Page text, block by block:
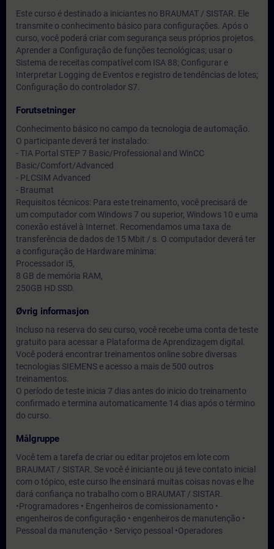
Este curso é destinado a iniciantes no BRAUMAT / SISTAR. Ele
transmite o conhecimento básico para configurações. Após o
curso, você poderá criar com segurança seus próprios projetos.
Aprender a Configuração de funções tecnológicas; usar o
Sistema de receitas compatível com ISA 88; Configurar e
Interpretar Logging de Eventos e registro de tendências de lotes;
Configuração do controlador S7.
Forutsetninger
Conhecimento básico no campo da tecnologia de automação.
O participante deverá ter instalado:
- TIA Portal STEP 7 Basic/Professional and WinCC
Basic/Comfort/Advanced
- PLCSIM Advanced
- Braumat
Requisitos técnicos: Para este treinamento, você precisará de
um computador com Windows 7 ou superior, Windows 10 e uma
conexão estável à Internet. Recomendamos uma taxa de
transferência de dados de 15 Mbit / s. O computador deverá ter
a configuração de Hardware mínima:
Processador i5,
8 GB de memória RAM,
250GB HD SSD.
Øvrig informasjon
Incluso na reserva do seu curso, você recebe uma conta de teste
gratuito para acessar a Plataforma de Aprendizagem digital.
Você poderá encontrar treinamentos online sobre diversas
tecnologias SIEMENS e acesso a mais de 500 outros
treinamentos.
O período de teste inicia 7 dias antes do inicio do treinamento
confirmado e termina automaticamente 14 dias após o término
do curso.
Målgruppe
Você tem a tarefa de criar ou editar projetos em lote com
BRAUMAT / SISTAR. Se você é iniciante ou já teve contato inicial
com o tópico, este curso lhe ensinará muitas coisas novas e lhe
dará confiança no trabalho com o BRAUMAT / SISTAR.
•Programadores • Engenheiros de comissionamento •
engenheiros de configuração • engenheiros de manutenção •
Pessoal da manutenção • Serviço pessoal •Operadores